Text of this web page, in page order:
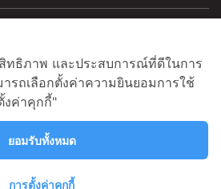
CONTACT
please contact
สิทธิภาพ และประสบการณ์ที่ดีในการ
รถเลือกตั้งค่าความยินยอมการใช้
งค่าคุกกี้"
ยอมรับทั้งหมด
การตั้งค่าคุกกี้